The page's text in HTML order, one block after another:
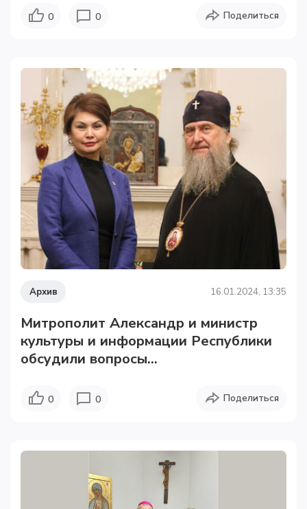
0 0 Поделиться
Архив 16.01.2024, 13:35
Митрополит Александр и министр
культуры и информации Республики
обсудили вопросы...
0 0 Поделиться